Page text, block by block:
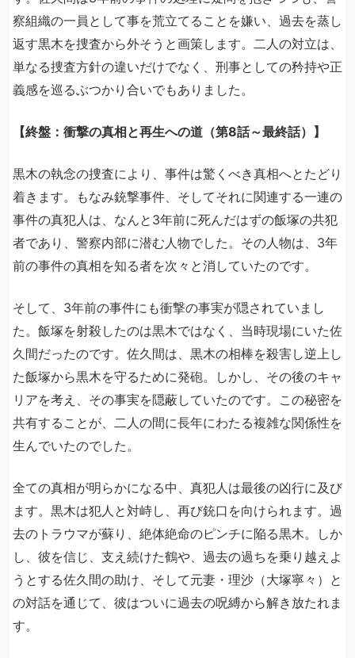
察組織の一員として事を荒立てることを嫌い、過去を蒸し
返す黒木を捜査から外そうと画策します。二人の対立は、
単なる捜査方針の違いだけでなく、刑事としての矜持や正
義感を巡るぶつかり合いでもありました。
【終盤：衝撃の真相と再生への道（第8話～最終話）】
黒木の執念の捜査により、事件は驚くべき真相へとたどり
着きます。もなみ銃撃事件、そしてそれに関連する一連の
事件の真犯人は、なんと3年前に死んだはずの飯塚の共犯
者であり、警察内部に潜む人物でした。その人物は、3年
前の事件の真相を知る者を次々と消していたのです。
そして、3年前の事件にも衝撃の事実が隠されていまし
た。飯塚を射殺したのは黒木ではなく、当時現場にいた佐
久間だったのです。佐久間は、黒木の相棒を殺害し逆上し
た飯塚から黒木を守るために発砲。しかし、その後のキャ
リアを考え、その事実を隠蔽していたのです。この秘密を
共有することが、二人の間に長年にわたる複雑な関係性を
生んでいたのでした。
全ての真相が明らかになる中、真犯人は最後の凶行に及び
ます。黒木は犯人と対峙し、再び銃口を向けられます。過
去のトラウマが蘇り、絶体絶命のピンチに陥る黒木。しか
し、彼を信じ、支え続けた鶴や、過去の過ちを乗り越えよ
うとする佐久間の助け、そして元妻・理沙（大塚寧々）と
の対話を通じて、彼はついに過去の呪縛から解き放たれま
す。